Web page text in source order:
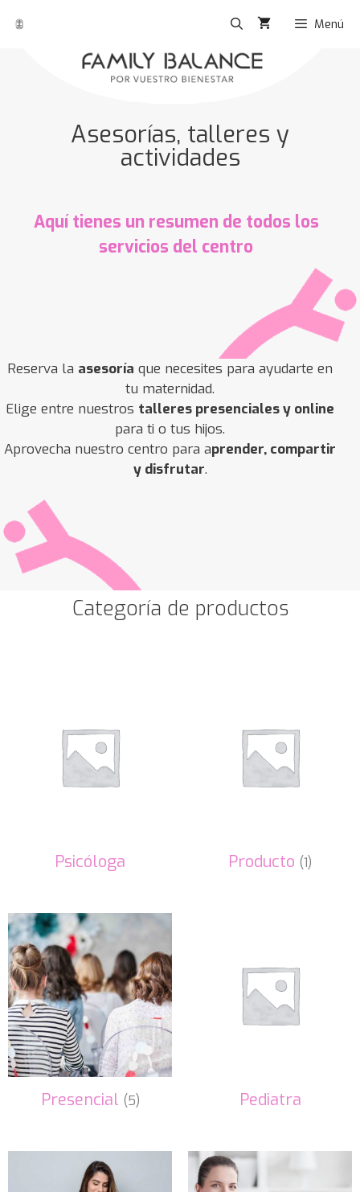
Menú
Asesorías, talleres y
actividades
Aquí tienes un resumen de todos los
servicios del centro
Reserva la asesoría que necesites para ayudarte en
tu maternidad.
Elige entre nuestros talleres presenciales y online
para ti o tus hijos.
Aprovecha nuestro centro para aprender, compartir
y disfrutar.
Categoría de productos
Psicóloga Producto (1)
Presencial (5) Pediatra